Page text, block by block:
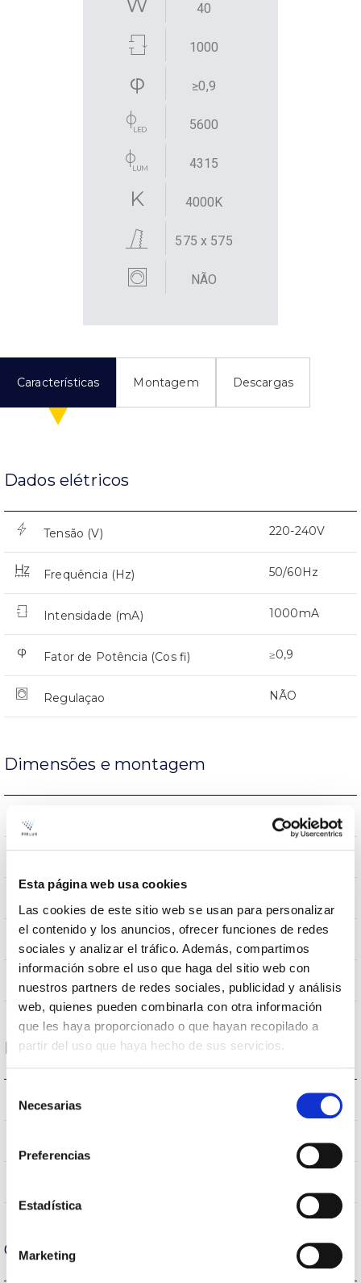
Esta página web usa cookies
Las cookies de este sitio web se usan para personalizar
el contenido y los anuncios, ofrecer funciones de redes
sociales y analizar el tráfico. Además, compartimos
información sobre el uso que haga del sitio web con
nuestros partners de redes sociales, publicidad y análisis
web, quienes pueden combinarla con otra información
que les haya proporcionado o que hayan recopilado a
partir del uso que haya hecho de sus servicios.
Necesarias
Preferencias
Estadística
Marketing
40
1000
≥0,9
5600
4315
4000K
575 x 575
NÃO
Características Montagem Descargas
Dados elétricos
Tensão (V) 220-240V
Frequência (Hz) 50/60Hz
Intensidade (mA) 1000mA
Fator de Potência (Cos fi) ≥0,9
Regulaçao NÃO
Dimensões e montagem
0.00206Kg
Junção NÃO
Iluminação Directa
Dados ópticos
Temperatura de cor 4000K
80
Carcaça e Acabamento